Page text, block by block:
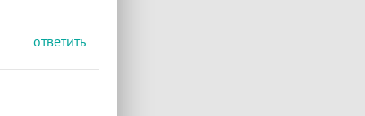
ответить